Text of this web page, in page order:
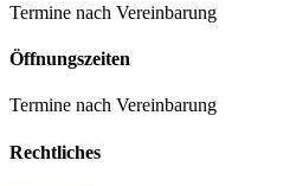
Termine nach Vereinbarung
Öffnungszeiten
Termine nach Vereinbarung
Rechtliches